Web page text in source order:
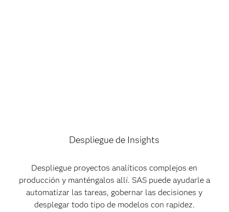
Despliegue de Insights
Despliegue proyectos analíticos complejos en
producción y manténgalos allí. SAS puede ayudarle a
automatizar las tareas, gobernar las decisiones y
desplegar todo tipo de modelos con rapidez.